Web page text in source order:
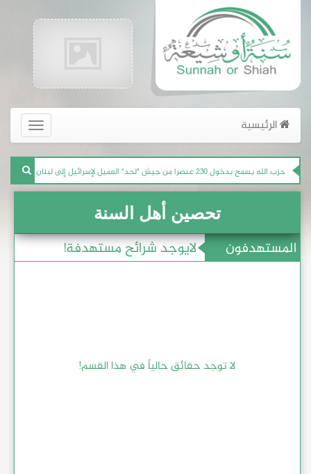
القائمة
الرئيسية
الرئيسية
الجديد
واشنطن تتوعّد بقطع شرايين حزب الله
للمرة الأولى.. إيران تعترف بما جرى لصاروخ مركز الخميني
إيران.. اختطاف الرعايا الأجانب بهدف الابتزاز السياسي
حزب الله يسمح بدخول 230 عنصرا من جيش "لحد" العميل لإسرائيل إلى لبنان
تم اختراق الموقع بواسطة فريق سايبر الشيعة
تحصين أهل السنة
المستهدفون لايوجد شرائح مستهدفة!
لا توجد حقائق حالياً في هذا القسم!